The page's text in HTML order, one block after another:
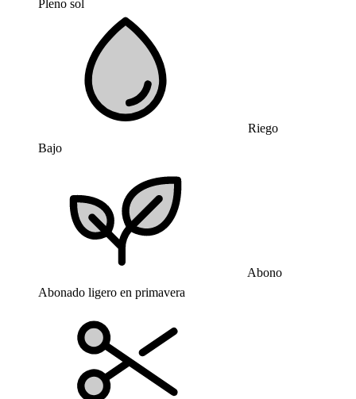
Pleno sol
Riego
Bajo
Abono
Abonado ligero en primavera